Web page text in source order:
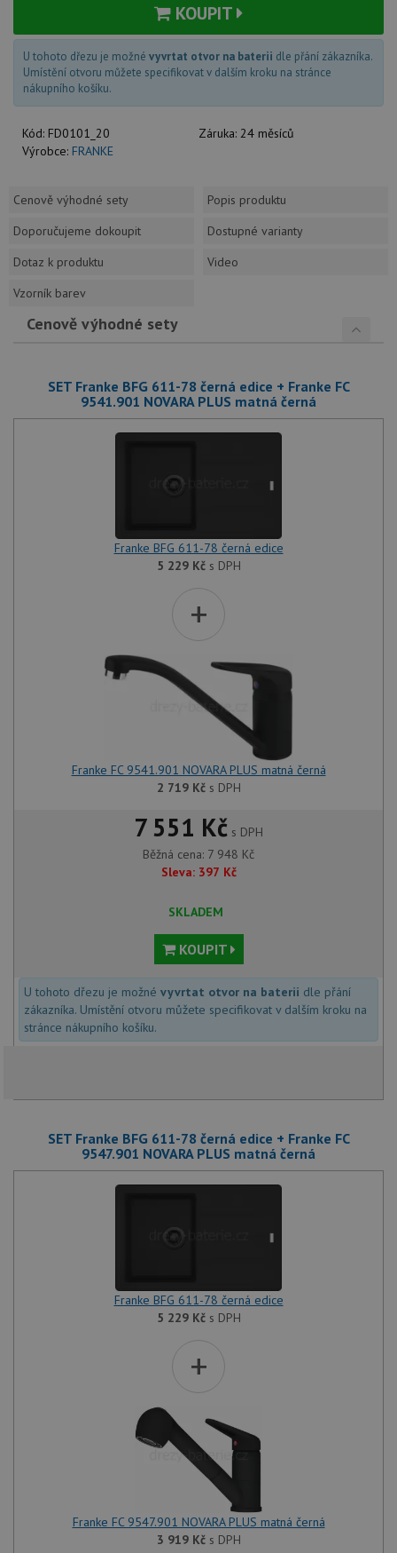
KOUPIT
U tohoto dřezu je možné vyvrtat otvor na baterii dle přání zákazníka.
Umístění otvoru můžete specifikovat v dalším kroku na stránce
nákupního košíku.
Kód: FD0101_20 Záruka: 24 měsíců
Výrobce: FRANKE
Cenově výhodné sety
Popis produktu
Doporučujeme dokoupit
Dostupné varianty
Dotaz k produktu
Video
Vzorník barev
Cenově výhodné sety
SET Franke BFG 611-78 černá edice + Franke FC
9541.901 NOVARA PLUS matná černá
Franke BFG 611-78 černá edice
5 229 Kčs DPH
+
Franke FC 9541.901 NOVARA PLUS matná černá
2 719 Kčs DPH
7 551 Kč s DPH
Běžná cena: 7 948 Kč
Sleva: 397 Kč
SKLADEM
KOUPIT
U tohoto dřezu je možné vyvrtat otvor na baterii dle přání
zákazníka. Umístění otvoru můžete specifikovat v dalším kroku na
stránce nákupního košíku.
SET Franke BFG 611-78 černá edice + Franke FC
9547.901 NOVARA PLUS matná černá
Franke BFG 611-78 černá edice
5 229 Kčs DPH
+
Franke FC 9547.901 NOVARA PLUS matná černá
3 919 Kčs DPH